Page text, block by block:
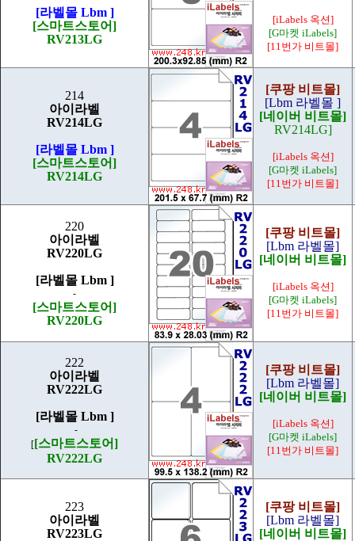
[라벨몰 Lbm ]
[스마트스토어]
RV213LG
[iLabels 옥션]
[G마켓 iLabels]
[11번가 비트몰]
214
아이라벨
RV214LG
[라벨몰 Lbm ]
[스마트스토어]
RV214LG
[쿠팡 비트몰]
[Lbm 라벨몰 ]
[네이버 비트몰]
RV214LG]
[iLabels 옥션]
[G마켓 iLabels]
[11번가 비트몰]
220
아이라벨
RV220LG
[라벨몰 Lbm ]
-
[스마트스토어]
RV220LG
[쿠팡 비트몰]
[Lbm 라벨몰]
[네이버 비트몰]
[iLabels 옥션]
[G마켓 iLabels]
[11번가 비트몰]
222
아이라벨
RV222LG
[라벨몰 Lbm ]
-
[[스마트스토어]
RV222LG
[쿠팡 비트몰]
[Lbm 라벨몰]
[네이버 비트몰]
[iLabels 옥션]
[G마켓 iLabels]
[11번가 비트몰]
223
아이라벨
RV223LG
[쿠팡 비트몰]
[Lbm 라벨몰]
[네이버 비트몰]